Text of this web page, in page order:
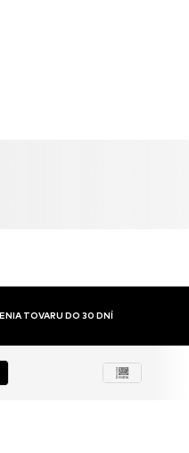
ŠIROKÝ SORTIMENT